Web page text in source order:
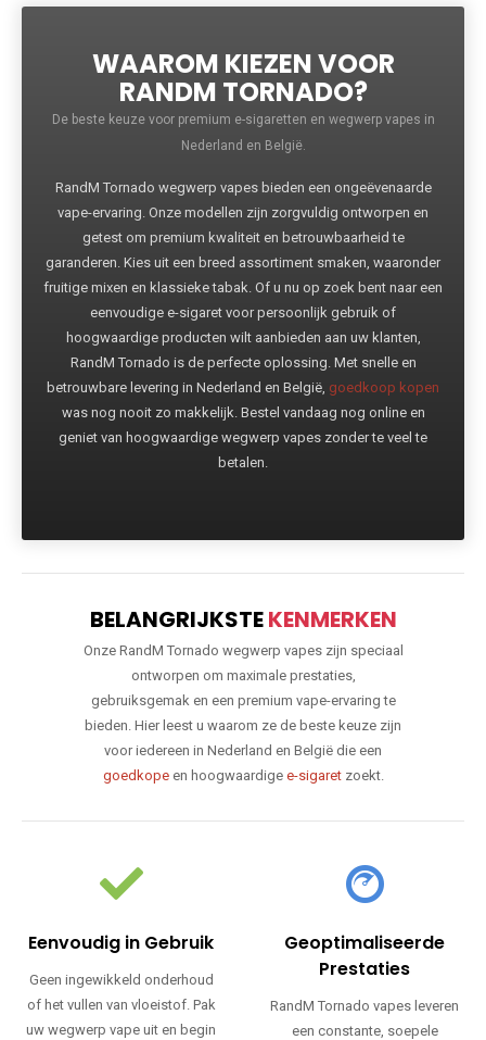
WAAROM KIEZEN VOOR
RANDM TORNADO?
De beste keuze voor premium e-sigaretten en wegwerp vapes in
Nederland en België.
RandM Tornado wegwerp vapes bieden een ongeëvenaarde
vape-ervaring. Onze modellen zijn zorgvuldig ontworpen en
getest om premium kwaliteit en betrouwbaarheid te
garanderen. Kies uit een breed assortiment smaken, waaronder
fruitige mixen en klassieke tabak. Of u nu op zoek bent naar een
eenvoudige e-sigaret voor persoonlijk gebruik of
hoogwaardige producten wilt aanbieden aan uw klanten,
RandM Tornado is de perfecte oplossing. Met snelle en
betrouwbare levering in Nederland en België, goedkoop kopen
was nog nooit zo makkelijk. Bestel vandaag nog online en
geniet van hoogwaardige wegwerp vapes zonder te veel te
betalen.
BELANGRIJKSTEKENMERKEN
Onze RandM Tornado wegwerp vapes zijn speciaal
ontworpen om maximale prestaties,
gebruiksgemak en een premium vape-ervaring te
bieden. Hier leest u waarom ze de beste keuze zijn
voor iedereen in Nederland en België die een
goedkopeen hoogwaardige e-sigaretzoekt.
Eenvoudig in Gebruik
Geen ingewikkeld onderhoud
of het vullen van vloeistof. Pak
uw wegwerp vape uit en begin
Geoptimaliseerde
Prestaties
RandM Tornado vapes leveren
een constante, soepele